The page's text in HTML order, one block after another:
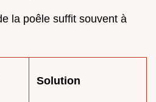
la poêle suffit souvent à
Solution